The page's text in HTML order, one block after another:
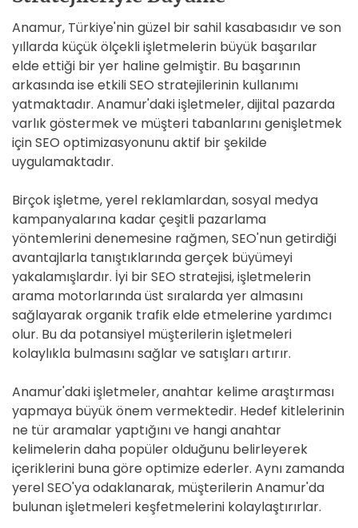
Anamur, Türkiye'nin güzel bir sahil kasabasıdır ve son
yıllarda küçük ölçekli işletmelerin büyük başarılar
elde ettiği bir yer haline gelmiştir. Bu başarının
arkasında ise etkili SEO stratejilerinin kullanımı
yatmaktadır. Anamur'daki işletmeler, dijital pazarda
varlık göstermek ve müşteri tabanlarını genişletmek
için SEO optimizasyonunu aktif bir şekilde
uygulamaktadır.
Birçok işletme, yerel reklamlardan, sosyal medya
kampanyalarına kadar çeşitli pazarlama
yöntemlerini denemesine rağmen, SEO'nun getirdiği
avantajlarla tanıştıklarında gerçek büyümeyi
yakalamışlardır. İyi bir SEO stratejisi, işletmelerin
arama motorlarında üst sıralarda yer almasını
sağlayarak organik trafik elde etmelerine yardımcı
olur. Bu da potansiyel müşterilerin işletmeleri
kolaylıkla bulmasını sağlar ve satışları artırır.
Anamur'daki işletmeler, anahtar kelime araştırması
yapmaya büyük önem vermektedir. Hedef kitlelerinin
ne tür aramalar yaptığını ve hangi anahtar
kelimelerin daha popüler olduğunu belirleyerek
içeriklerini buna göre optimize ederler. Aynı zamanda
yerel SEO'ya odaklanarak, müşterilerin Anamur'da
bulunan işletmeleri keşfetmelerini kolaylaştırırlar.